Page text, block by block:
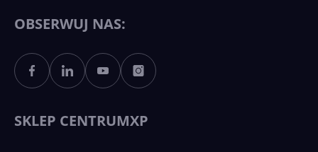
Sztuczna inteligencja po
polsku. Dość barier
OBSERWUJ NAS:
SKLEP CENTRUMXP